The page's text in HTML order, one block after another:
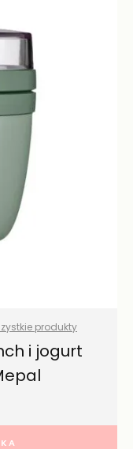
produkty
i jogurt
700 ml – Mepal